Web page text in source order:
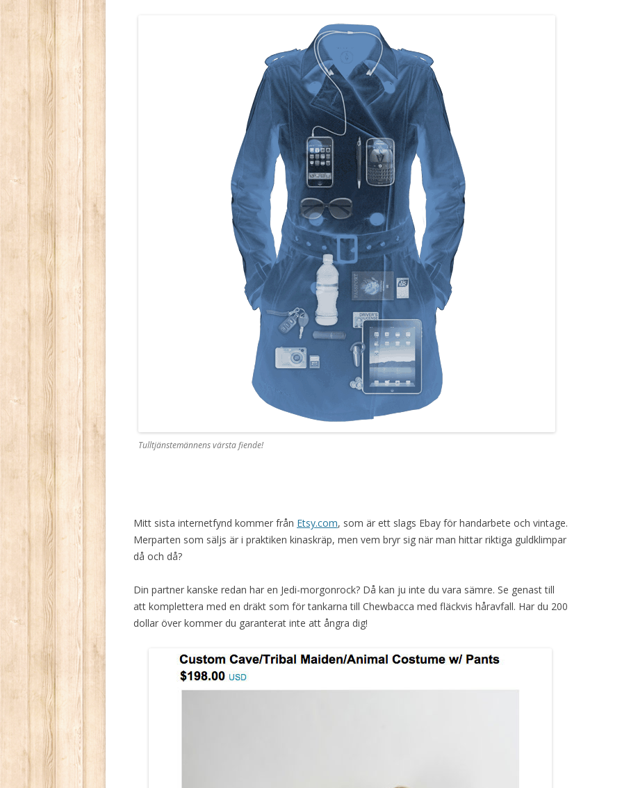
Tulltjänstemännens värsta fiende!
Mitt sista internetfynd kommer från Etsy.com, som är ett slags Ebay för handarbete och vintage.
Merparten som säljs är i praktiken kinaskräp, men vem bryr sig när man hittar riktiga guldklimpar
då och då?
Din partner kanske redan har en Jedi-morgonrock? Då kan ju inte du vara sämre. Se genast till
att komplettera med en dräkt som för tankarna till Chewbacca med fläckvis håravfall. Har du 200
dollar över kommer du garanterat inte att ångra dig!